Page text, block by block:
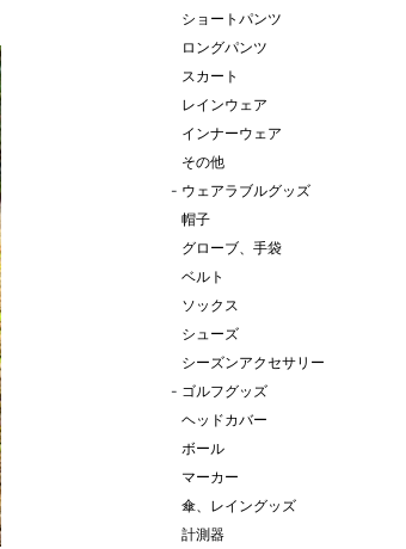
ショートパンツ
ロングパンツ
スカート
レインウェア
インナーウェア
その他
- ウェアラブルグッズ
帽子
グローブ、手袋
ベルト
ソックス
シューズ
シーズンアクセサリー
- ゴルフグッズ
ヘッドカバー
ボール
マーカー
傘、レイングッズ
計測器